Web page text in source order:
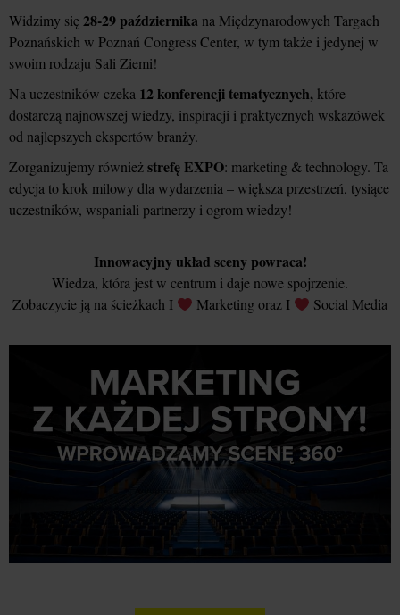
Widzimy się28-29 października na Międzynarodowych Targach
Poznańskich w Poznań Congress Center, w tym także i jedynej w
swoim rodzaju Sali Ziemi!
Na uczestników czeka 12 konferencji tematycznych, które
dostarczą najnowszej wiedzy, inspiracji i praktycznych wskazówek
od najlepszych ekspertów branży.
Zorganizujemy równieżstrefę EXPO: marketing & technology. Ta
edycja to krok milowy dla wydarzenia – większa przestrzeń, tysiące
uczestników, wspaniali partnerzy i ogrom wiedzy!
Innowacyjny układ sceny powraca!
Wiedza, która jest w centrum i daje nowe spojrzenie.
Zobaczycie ją na ścieżkach I
Marketing oraz I Social Media